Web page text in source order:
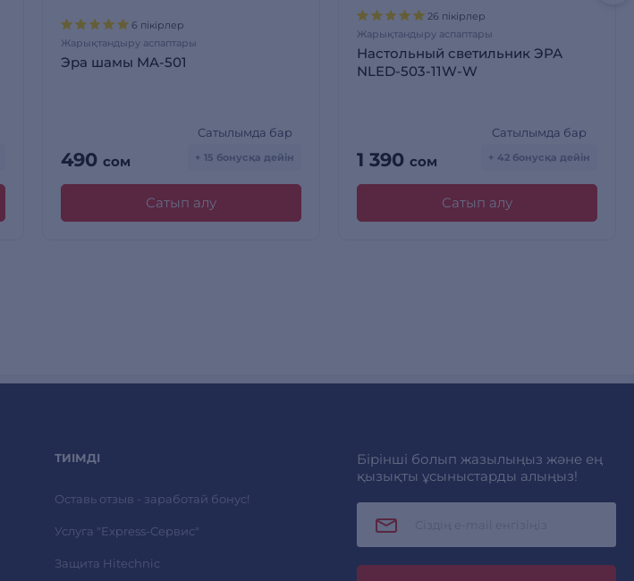
6 пікірлер
Жарықтандыру аспаптары
Эра шамы MA-501
490 сом
Сатылымда бар
+ 15 бонусқа дейін
Сатып алу
26 пікірлер
Жарықтандыру аспаптары
Настольный светильник ЭРА
NLED-503-11W-W
1 390 сом
Сатылымда бар
+ 42 бонусқа дейін
Сатып алу
ТИІМДІ
Оставь отзыв - заработай бонус!
Услуга "Express-Сервис"
Защита Hitechnic
Бірінші болып жазылыңыз және ең
қызықты ұсыныстарды алыңыз!